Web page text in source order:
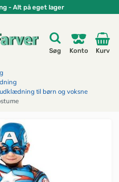
- Alt på eget lager
Søg Konto Kurv
til børn og voksne